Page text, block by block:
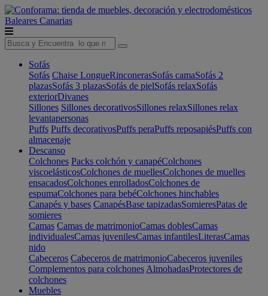
Baleares Canarias
Sofás
Sofás Chaise LongueRinconerasSofás camaSofás 2
plazasSofás 3 plazasSofás de pielSofás relaxSofás
exteriorDivanes
Sillones Sillones decorativosSillones relaxSillones relax
levantapersonas
Puffs Puffs decorativosPuffs peraPuffs reposapiésPuffs con
almacenaje
Descanso
Colchones Packs colchón y canapéColchones
viscoelásticosColchones de muellesColchones de muelles
ensacadosColchones enrolladosColchones de
espumaColchones para bebéColchones hinchables
Canapés y bases CanapésBase tapizadasSomieresPatas de
somieres
Camas Camas de matrimonioCamas doblesCamas
individualesCamas juvenilesCamas infantilesLiterasCamas
nido
Cabeceros Cabeceros de matrimonioCabeceros juveniles
Complementos para colchones AlmohadasProtectores de
colchones
Muebles